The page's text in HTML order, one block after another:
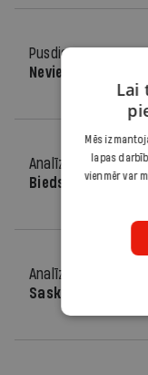
Pusdienās
Nevienlīdzības
Analīze
06.09.2017.
Bieds katram
Analīze
Saskaņa
Lai
Mēs
lapas
vienmēr var